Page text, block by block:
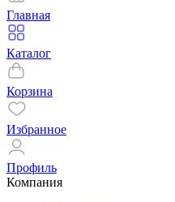
Главная
Каталог
Корзина
Избранное
Профиль
Компания